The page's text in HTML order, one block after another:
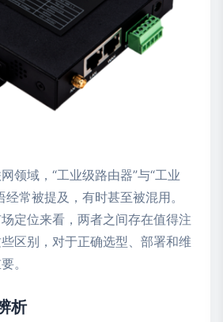
领域，“工业级路由器”与“工业
经常被提及，有时甚至被混用。
定位来看，两者之间存在值得注
区别，对于正确选型、部署和维
。
析